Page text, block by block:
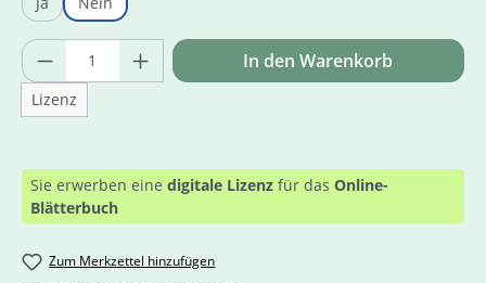
Produkt Anzahl: Gib den gewünschten
Lizenz
In den Warenkorb
Sie erwerben eine digitale Lizenz für das Online-
Blätterbuch
Zum Merkzettel hinzufügen